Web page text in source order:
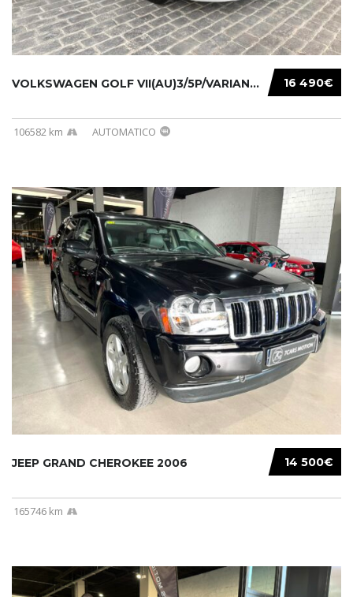
16 490€
VOLKSWAGEN GOLF VII(AU)3/5P/VARIANT(12-16 20...
106582 km AUTOMATICO
14 500€
JEEP GRAND CHEROKEE 2006
165746 km